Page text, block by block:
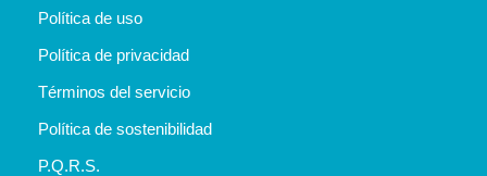
Política de uso
Política de privacidad
Términos del servicio
Política de sostenibilidad
P.Q.R.S.